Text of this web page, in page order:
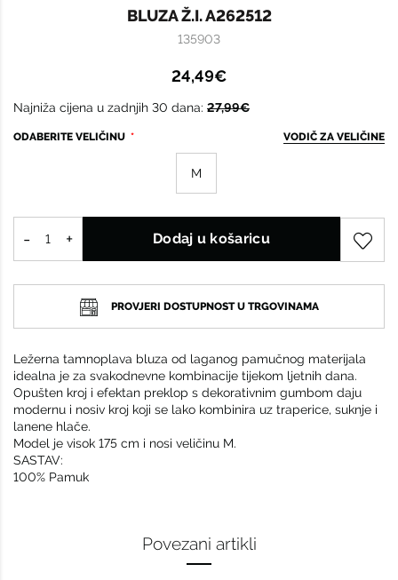
BLUZA Ž.I. A262512
135903
24,49€
Najniža cijena u zadnjih 30 dana: 27,99€
ODABERITE VELIČINU VODIČ ZA VELIČINE
M
Dodaj u košaricu
PROVJERI DOSTUPNOST U TRGOVINAMA
Ležerna tamnoplava bluza od laganog pamučnog materijala
idealna je za svakodnevne kombinacije tijekom ljetnih dana.
Opušten kroj i efektan preklop s dekorativnim gumbom daju
modernu i nosiv kroj koji se lako kombinira uz traperice, suknje i
lanene hlače.
Model je visok 175 cm i nosi veličinu M.
SASTAV:
100% Pamuk
Povezani artikli